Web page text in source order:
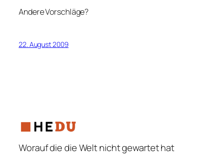
Andere Vorschläge?
22. August 2009
Worauf die die Welt nicht gewartet hat